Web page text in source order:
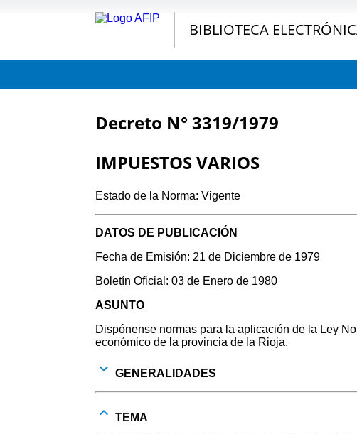
BIBLIOTECA
Decreto N° 3319/1979
IMPUESTOS VARIOS
Estado de la Norma: Vigente
DATOS DE PUBLICACIÓN
Fecha de Emisión: 21 de Diciembre de 1979
Boletín Oficial: 03 de Enero de 1980
ASUNTO
Dispónense normas para la aplicación de la Ley
económico de la provincia de la Rioja.
GENERALIDADES
TEMA